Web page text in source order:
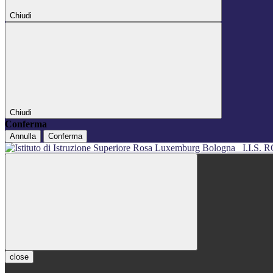
Chiudi
Chiudi
Conferma
Annulla Conferma
I.I.S.
close